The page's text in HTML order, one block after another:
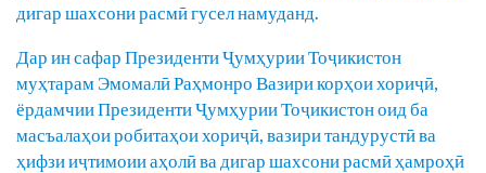
дигар шахсони расмӣ гусел намуданд.
Дар ин сафар Президенти Ҷумҳурии Тоҷикистон
муҳтарам Эмомалӣ Раҳмонро Вазири корҳои хориҷӣ,
ёрдамчии Президенти Ҷумҳурии Тоҷикистон оид ба
масъалаҳои робитаҳои хориҷӣ, вазири тандурустӣ ва
ҳифзи иҷтимоии аҳолӣ ва дигар шахсони расмӣ ҳамроҳӣ